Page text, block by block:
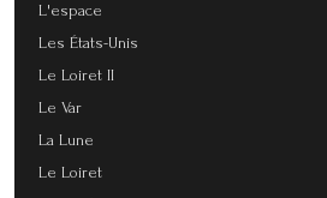
L'espace
Les États-Unis
Le Loiret II
Le Var
La Lune
Le Loiret